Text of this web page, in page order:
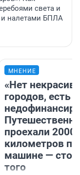
света и
и налетами БПЛА
МНЕНИЕ
«Нет
городов, есть
проехали 2000
километров по
машине —
того